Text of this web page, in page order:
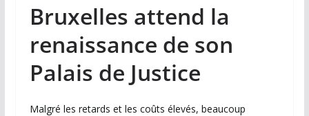
Bruxelles attend la
renaissance de son
Palais de Justice
Malgré les retards et les coûts élevés, beaucoup